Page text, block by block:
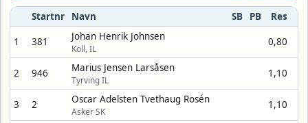
Startnr Navn SB PB Res
1 381 Johan Henrik Johnsen
Koll, IL
0,80
2 946 Marius Jensen Larsåsen
Tyrving IL
1,10
3 2 Oscar Adelsten Tvethaug Rosén
Asker SK
1,10